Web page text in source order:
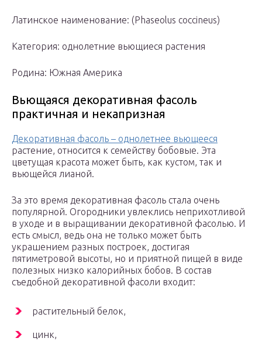
Латинское наименование: (Phaseolus coccineus)
Категория: однолетние вьющиеся растения
Родина: Южная Америка
Вьющаяся декоративная фасоль
практичная и некапризная
Декоративная фасоль – однолетнее вьющееся
растение, относится к семейству бобовые. Эта
цветущая красота может быть, как кустом, так и
вьющейся лианой.
За это время декоративная фасоль стала очень
популярной. Огородники увлеклись неприхотливой
в уходе и в выращивании декоративной фасолью. И
есть смысл, ведь она не только может быть
украшением разных построек, достигая
пятиметровой высоты, но и приятной пищей в виде
полезных низко калорийных бобов. В состав
съедобной декоративной фасоли входит:
растительный белок,
цинк,